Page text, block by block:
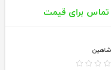
تماس برای قیمت
شاهین